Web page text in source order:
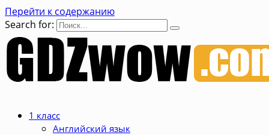
Перейти к содержанию
Search for:
1 класс
Английский язык